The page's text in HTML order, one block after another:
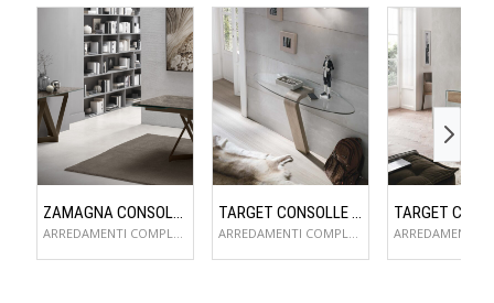
ZAMAGNA CONSOLLE FLAME TARGET CONSOLLE OMNIA